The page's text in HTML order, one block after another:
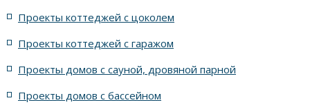
с террасой и 6 комнатами
Проекты коттеджей с цоколем
Проекты коттеджей с гаражом
Проекты домов с сауной, дровяной парной
Проекты домов с бассейном